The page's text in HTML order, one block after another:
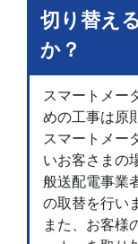
切り替え
か？
スマートメー
めの工事は原
スマートメー
いお客さまの
般送配電事業
の取替を行い
また、お客様